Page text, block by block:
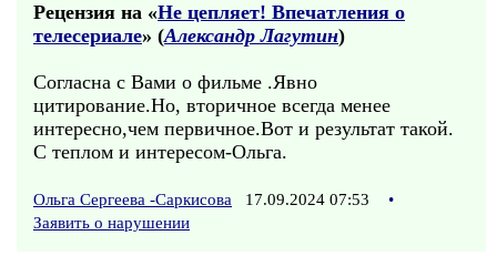
Рецензия на «Не цепляет! Впечатления о
телесериале» (Александр Лагутин)
Согласна с Вами о фильме .Явно
цитирование.Но, вторичное всегда менее
интересно,чем первичное.Вот и результат такой.
С теплом и интересом-Ольга.
Ольга Сергеева -Саркисова 17.09.2024 07:53
•
Заявить о нарушении